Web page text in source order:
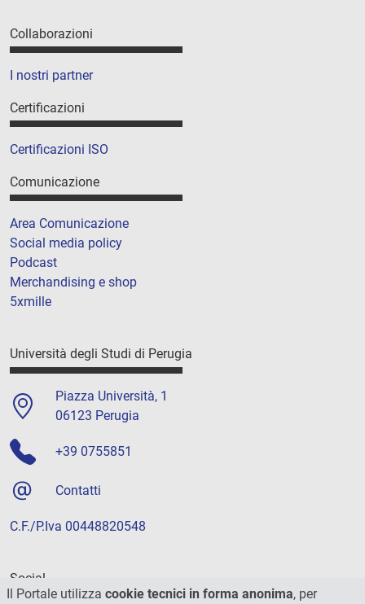
Collaborazioni
I nostri partner
Certificazioni
Certificazioni ISO
Comunicazione
Area Comunicazione
Social media policy
Podcast
Merchandising e shop
5xmille
Università degli Studi di Perugia
Piazza Università, 1
06123 Perugia
+39 0755851
Contatti
C.F./P.Iva 00448820548
Social
Il Portale utilizza cookie tecnici in forma anonima, per